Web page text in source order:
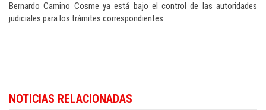
Bernardo Camino Cosme ya está bajo el control de las autoridades
judiciales para los trámites correspondientes.
Republic news in English.
NOTICIAS RELACIONADAS